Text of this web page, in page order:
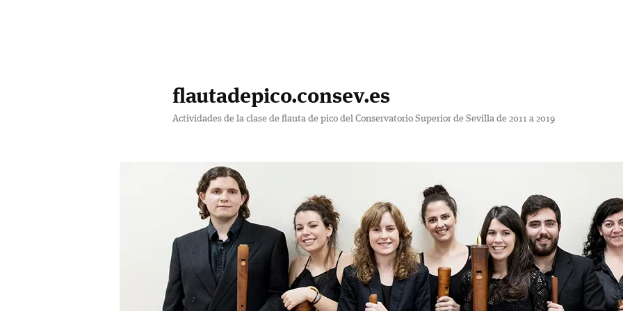
flautadepico.consev.es
Actividades de la clase de flauta de pico del Conservatorio Superior de Sevilla de 2011 a 2019